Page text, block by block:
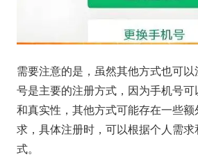
需要注意的是，虽然其他方式也可
号是主要的注册方式，因为手机号
和真实性，其他方式可能存在一些
求，具体注册时，可以根据个人需
式。